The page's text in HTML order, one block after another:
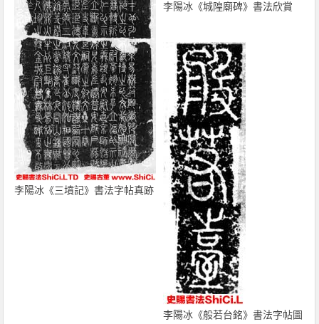
李陽冰《三墳記》書法字帖真跡
李陽冰《城隍廟碑》書法欣賞
李陽冰《般若台銘》書法字帖圖